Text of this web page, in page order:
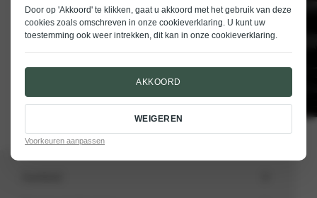
Door op 'Akkoord' te klikken, gaat u akkoord met het gebruik van deze
cookies zoals omschreven in onze cookieverklaring. U kunt uw
toestemming ook weer intrekken, dit kan in onze cookieverklaring.
AKKOORD
WEIGEREN
Voorkeuren aanpassen
VERSTUREN